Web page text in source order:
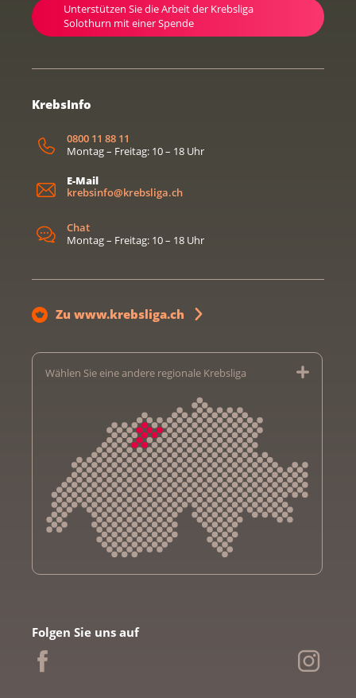
Unterstützen Sie die Arbeit der Krebsliga
Solothurn mit einer Spende
KrebsInfo
0800 11 88 11
Montag – Freitag: 10 – 18 Uhr
E-Mail
krebsinfo@krebsliga.ch
Chat
Montag – Freitag: 10 – 18 Uhr
Zu www.krebsliga.ch
Wählen Sie eine andere regionale Krebsliga
Krebsliga Bern
Krebsliga Freiburg
Folgen Sie uns auf